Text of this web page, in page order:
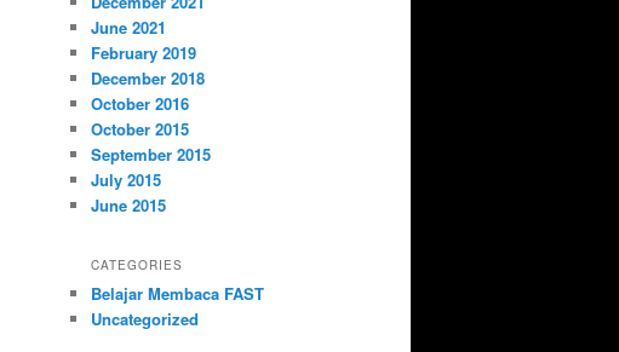
June 2021
February 2019
December 2018
October 2016
October 2015
September 2015
July 2015
June 2015
CATEGORIES
Belajar Membaca FAST
Uncategorized